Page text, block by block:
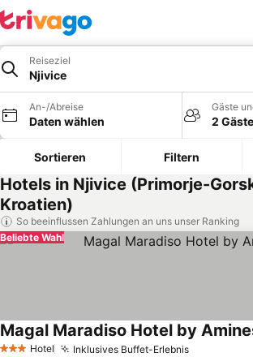
Reiseziel
Njivice
An-/Abreise
Daten wählen
Gäste
2
Sortieren Filtern
Hotels in Njivice (Primorje-
Kroatien)
So beeinflussen Zahlungen an uns unser Ranking
Beliebte Wahl
3 SterneHotel Inklusives Buffet-Erlebnis
Magal Maradiso Hotel by